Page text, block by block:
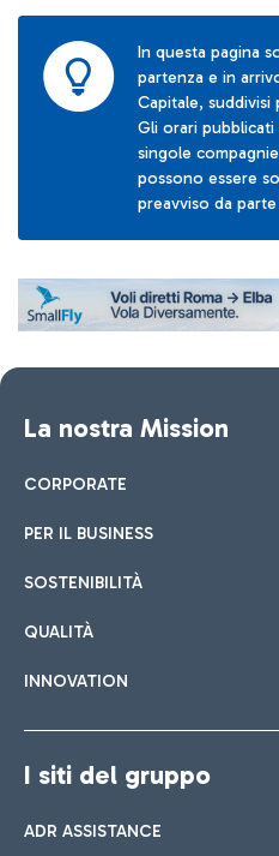
In questa pagina
partenza e in
Capitale, suddivisi
Gli orari
singole
possono essere
preavviso da
La nostra Mission
CORPORATE
PER IL BUSINESS
SOSTENIBILITÀ
QUALITÀ
INNOVATION
I siti del gruppo
ADR ASSISTANCE